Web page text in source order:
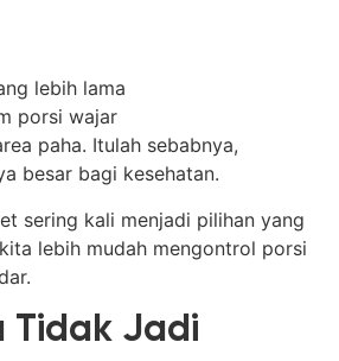
lebih lama
porsi wajar
paha. Itulah sebabnya,
besar bagi kesehatan.
sering kali menjadi pilihan yang
lebih mudah mengontrol porsi
Tidak Jadi